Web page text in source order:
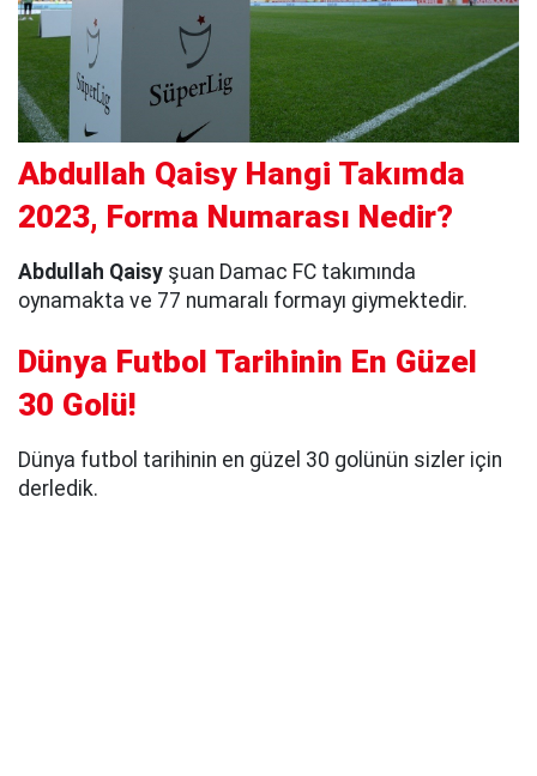
Abdullah Qaisy Hangi Takımda
2023, Forma Numarası Nedir?
Abdullah Qaisy şuan Damac FC takımında
oynamakta ve 77 numaralı formayı giymektedir.
Dünya Futbol Tarihinin En Güzel
30 Golü!
Dünya futbol tarihinin en güzel 30 golünün sizler için
derledik.